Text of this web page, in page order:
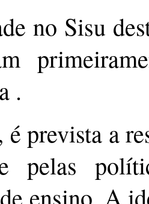
no Sisu
.
é prevista a
pelas
ensino. A